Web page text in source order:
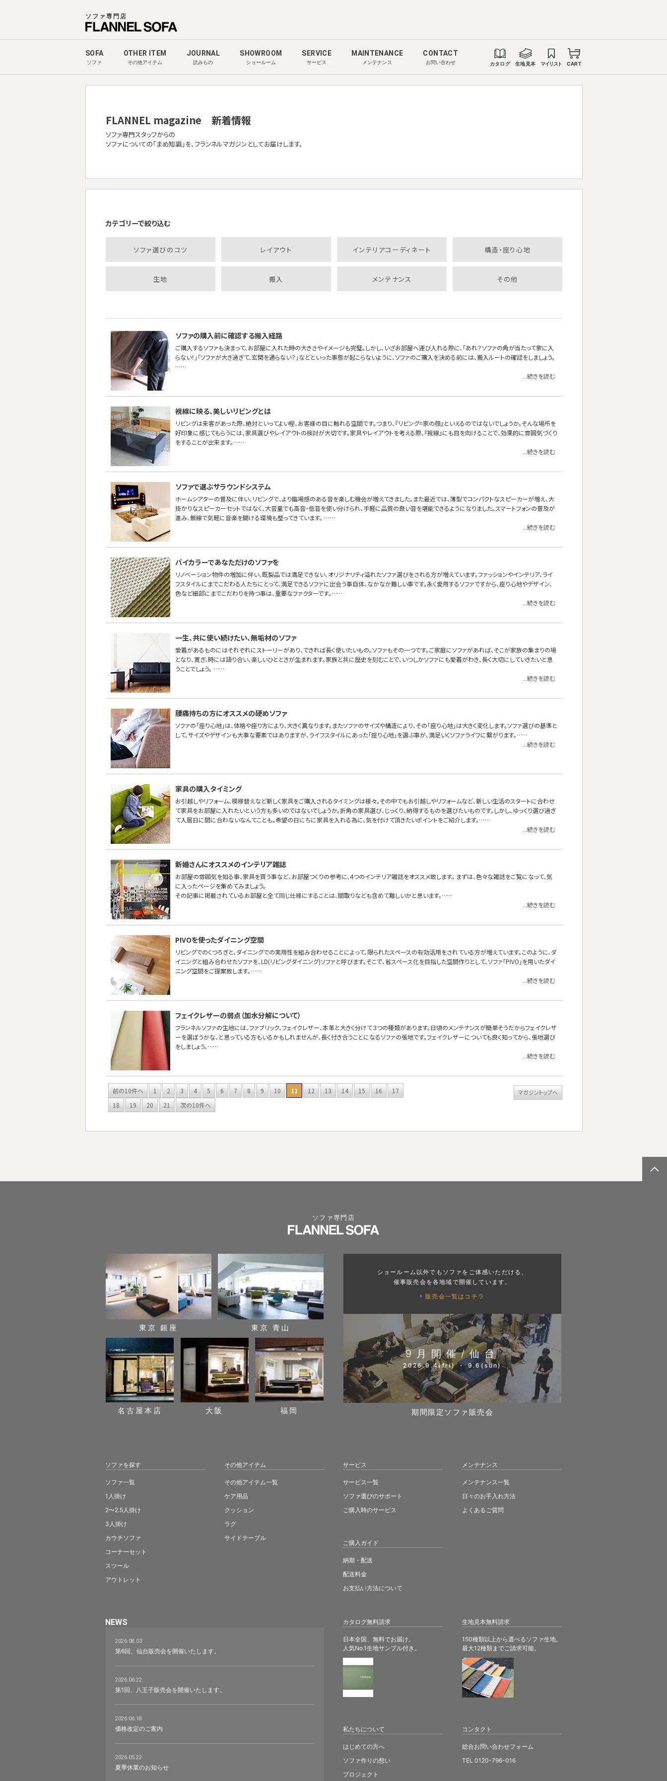
ソファ専門店
SOFA
ソファ
OTHER ITEM
その他アイテム
JOURNAL
読みもの
SHOWROOM
ショールーム
SERVICE
サービス
MAINTENANCE
メンテナンス
CONTACT
お問い合わせ カタログ 生地見本 マイリスト CART
FLANNEL magazine 新着情報
ソファ専門スタッフからの
ソファについての「まめ知識」を、フランネルマガジンとしてお届けします。
カテゴリーで絞り込む
ソファ選びのコツ レイアウト インテリアコーディネート 構造・座り心地
生地 搬入 メンテナンス その他
ソファの購入前に確認する搬入経路
ご購入するソファも決まって、お部屋に入れた時の大きさやイメージも完璧。しかし、いざお部屋へ運び入れる際に、「あれ？ソファの角が当たって家に入
らない！」「ソファが大き過ぎて、玄関を通らない？」などといった事態が起こらないように、ソファのご購入を決める前には、搬入ルートの確認をしましょう。
……
...続きを読む
視線に映る、美しいリビングとは
リビングは来客があった際、絶対といってよい程、お客様の目に触れる空間です。つまり、『リビング=家の顔』といえるのではないでしょうか。そんな場所を
好印象に感じてもらうには、家具選びやレイアウトの検討が大切です。家具やレイアウトを考える際、『視線』にも目を向けることで、効果的に雰囲気づくり
をすることが出来ます。……
...続きを読む
ソファで選ぶサラウンドシステム
ホームシアターの普及に伴い、リビングで、より臨場感のある音を楽しむ機会が増えてきました。また最近では、薄型でコンパクトなスピーカーが増え、大
掛かりなスピーカーセットではなく、大音量でも高音・低音を使い分けられ、手軽に品質の良い音を堪能できるようになりました。スマートフォンの普及が
進み、無線で気軽に音楽を聞ける環境も整ってきています。 ……
...続きを読む
バイカラーであなただけのソファを
リノベーション物件の増加に伴い、既製品では満足できない、オリジナリティ溢れたソファ選びをされる方が増えています。ファッションやインテリア、ライ
フスタイルにまでこだわる人たちにとって、満足できるソファに出会う事自体、なかなか難しい事です。永く愛用するソファですから、座り心地やデザイン、
色など細部にまでこだわりを持つ事は、重要なファクターです。……
...続きを読む
一生、共に使い続けたい、無垢材のソファ
愛着があるものにはそれぞれにストーリーがあり、できれば長く使いたいもの。ソファもその一つです。ご家庭にソファがあれば、そこが家族の集まりの場
となり、寛ぎ、時には語り合い、楽しいひとときが生まれます。家族と共に歴史を刻むことで、いつしかソファにも愛着がわき、長く大切にしていきたいと思
うことでしょう。 ……
...続きを読む
腰痛持ちの方にオススメの硬めソファ
ソファの「座り心地」は、体格や座り方により、大きく異なります。またソファのサイズや構造により、その「座り心地」は大きく変化します。ソファ選びの基準と
して、サイズやデザインも大事な要素ではありますが、ライフスタイルにあった「座り心地」を選ぶ事が、満足いくソファライフに繋がります。……
...続きを読む
家具の購入タイミング
お引越しやリフォーム、模様替えなど新しく家具をご購入されるタイミングは様々。その中でもお引越しやリフォームなど、新しい生活のスタートに合わせ
て家具をお部屋に入れたいという方も多いのではないでしょうか。折角の家具選び、じっくり、納得するものを選びたいものです。しかし、ゆっくり選び過ぎ
て入居日に間に合わないなんてことも。希望の日にちに家具を入れる為に、気を付けて頂きたいポイントをご紹介します。……
...続きを読む
新婚さんにオススメのインテリア雑誌
お部屋の雰囲気を知る事、家具を買う事など、お部屋つくりの参考に、4つのインテリア雑誌をオススメ致します。 まずは、色々な雑誌をご覧になって、気
に入ったページを集めてみましょう。
その記事に掲載されているお部屋と全て同じ仕様にすることは、間取りなども含めて難しいかと思います。……
...続きを読む
PIVOを使ったダイニング空間
リビングでのくつろぎと、ダイニングでの実用性を組み合わせることによって、限られたスペースの有効活用をされている方が増えています。このように、ダ
イニングと組み合わせたソファを、LD(リビングダイニング)ソファと呼びます。そこで、省スペース化を目指した空間作りとして、ソファ「PIVO」を用いたダイ
ニング空間をご提案致します。……
...続きを読む
フェイクレザーの弱点（加水分解について）
フランネルソファの生地には、ファブリック、フェイクレザー、本革と大きく分けて３つの種類があります。日頃のメンテナンスが簡単そうだからフェイクレザ
ーを選ぼうかな、と思っている方もいるかもしれませんが、長く付き合うことになるソファの張地です。フェイクレザーについても良く知ってから、張地選び
をしましょう。……
...続きを読む
前の10件へ 1 2 3 4 5 6 7 8 9 10 11 12 13 14 15 16
17
18
19 20 21 次の10件へ
マガジントップへ
ソファ専門店
カタログ無料請求
日本全国、無料でお届け。
人気No.1生地サンプル付き。
生地見本無料請求
150種類以上から選べるソファ生地。
最大12種類までご請求可能。
東京 銀座 東京 青山
名古屋本店 大阪 福岡
ショールーム以外でもソファをご体感いただける、
催事販売会を各地域で開催しています。
販売会一覧はコチラ
9月開催/仙台
2026.9.4(fri) ・ 9.6(sun)
期間限定ソファ販売会
ソファを探す
ソファ一覧
1人掛け
2〜2.5人掛け
3人掛け
カウチソファ
コーナーセット
スツール
アウトレット
その他アイテム
その他アイテム一覧
ケア用品
クッション
ラグ
サイドテーブル
サービス
サービス一覧
ソファ選びのサポート
ご購入時のサービス
ご購入ガイド
納期・配送
配送料金
お支払い方法について
メンテナンス
メンテナンス一覧
日々のお手入れ方法
よくあるご質問
NEWS
2026.08.03
第6回、仙台販売会を開催いたします。
2026.06.22
第1回、八王子販売会を開催いたします。
2026.06.18
価格改定のご案内
2026.05.22
夏季休業のお知らせ
私たちについて
はじめての方へ
ソファ作りの想い
プロジェクト
コンタクト
総合お問い合わせフォーム
TEL 0120-796-016